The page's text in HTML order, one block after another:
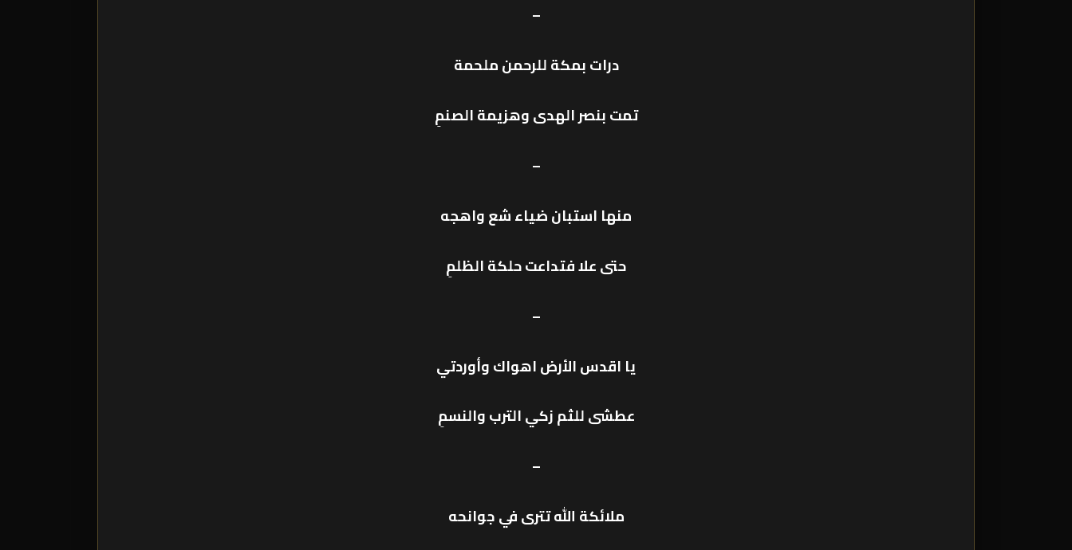
–
درات بمكة للرحمن ملحمة
تمت بنصر الهدى وهزيمة الصنمِ
–
منها استبان ضياء شع واهجه
حتى علا فتداعت حلكة الظلمِ
–
يا اقدس الأرض اهواك وأوردتي
عطشى للثم زكي الترب والنسمِ
–
ملائكة الله تترى في جوانحه